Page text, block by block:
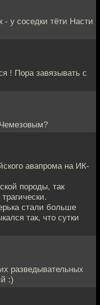
у соседки тёти Насти
! Пора завязывать с
авапрома на ИК-
породы, так
стали больше
так, что сутки
разведывательных
:)